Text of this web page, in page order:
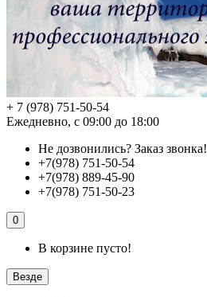
+ 7 (978) 751-50-54
Ежедневно, с 09:00 до 18:00
Не дозвонились? Заказ звонка!
+7(978) 751-50-54
+7(978) 889-45-90
+7(978) 751-50-23
0
В корзине пусто!
Везде